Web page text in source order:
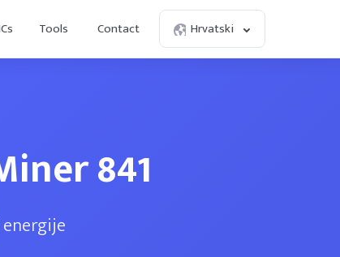
Tools Contact Hrvatski
841